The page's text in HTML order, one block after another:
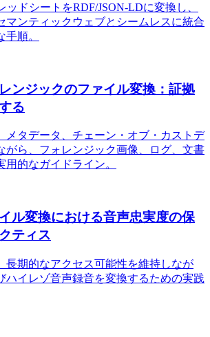
ッドシートをRDF/JSON‑LDに変換し、
マンティックウェブとシームレスに統合
順。
ンジックのファイル変換：証拠
る
メタデータ、チェーン・オブ・カストデ
がら、フォレンジック画像、ログ、文書
用的なガイドライン。
ル変換における音声忠実度の保
ティス
長期的なアクセス可能性を維持しなが
ハイレゾ音声録音を変換するための実践